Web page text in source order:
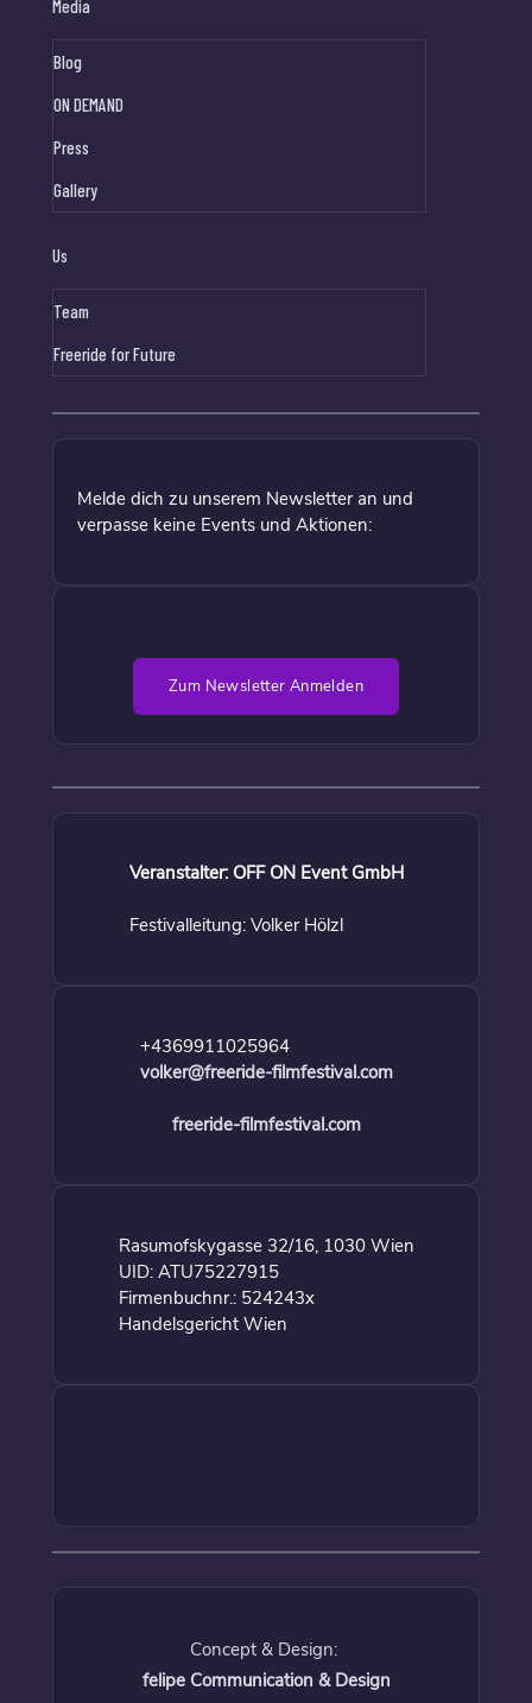
Media
Blog
ON DEMAND
Press
Gallery
Us
Team
Freeride for Future
Melde dich zu unserem Newsletter an und
verpasse keine Events und Aktionen:
Zum Newsletter Anmelden
Veranstalter: OFF ON Event GmbH
Festivalleitung: Volker Hölzl
+4369911025964
volker@freeride-filmfestival.com
freeride-filmfestival.com
Rasumofskygasse 32/16, 1030 Wien
UID: ATU75227915
Firmenbuchnr.: 524243x
Handelsgericht Wien
Concept & Design:
felipe Communication & Design